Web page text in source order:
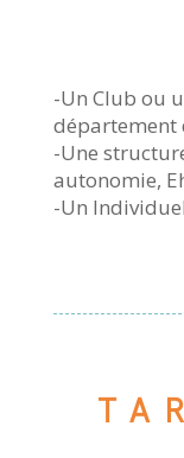
-Un Club ou
département
-Une
autonomie,
-Un Individuel